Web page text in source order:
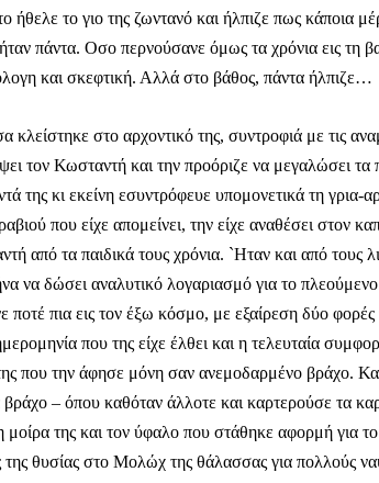
Μαχητική
Ποιοι
Στείλτε
ήθελε το γιο της ζωντανό και ήλπιζε πως κάποια
πάντα. Οσο περνούσανε όμως τα χρόνια εις τη
και σκεφτική. Αλλά στο βάθος, πάντα ήλπιζε…
στο αρχοντικό της, συντροφιά με τις
τον Κωσταντή και την προόριζε να μεγαλώσει
κι εκείνη εσυντρόφευε υπομονετικά τη γρια-
που είχε απομείνει, την είχε αναθέσει στον
από τα παιδικά τους χρόνια. `Ηταν και από τους
να δώσει αναλυτικό λογαριασμό για το πλεούμενο
ποτέ πια εις τον έξω κόσμο, με εξαίρεση δύο
που της είχε έλθει και η τελευταία
που την άφησε μόνη σαν ανεμοδαρμένο βράχο.
– όπου καθόταν άλλοτε και καρτερούσε τα
μοίρα της και τον ύφαλο που στάθηκε αφορμή για
της θυσίας στο Μολώχ της θάλασσας για πολλούς